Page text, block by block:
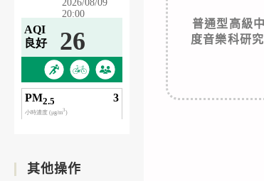
普通型高級
度音樂科研
其他操作